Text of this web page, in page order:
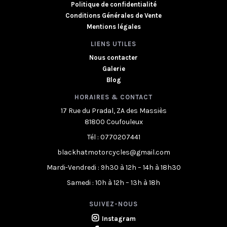
Politique de confidentialité
Conditions Générales de Vente
Mentions légales
LIENS UTILES
Nous contacter
Galerie
Blog
HORAIRES & CONTACT
17 Rue du Pradal, ZA des Massiès
81800 Coufouleux
Tél : 0770207441
blackhatmotorcycles@gmail.com
Mardi-Vendredi : 9h30 à 12h – 14h à 18h30
Samedi : 10h à 12h – 13h à 18h
SUIVEZ-NOUS
Instagram